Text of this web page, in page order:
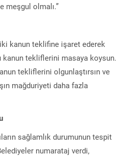
meşgul olmalı.”
kanun teklifine işaret ederek
kanun tekliflerini masaya koysun.
tekliflerini olgunlaştırsın ve
mağduriyeti daha fazla
sağlamlık durumunun tespit
numarataj verdi,